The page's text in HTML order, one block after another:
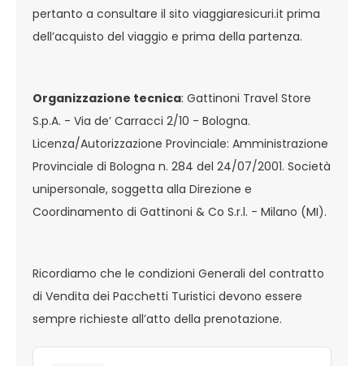
pertanto a consultare il sito viaggiaresicuri.it prima
dell’acquisto del viaggio e prima della partenza.
Organizzazione tecnica: Gattinoni Travel Store
S.p.A. - Via de’ Carracci 2/10 - Bologna.
Licenza/Autorizzazione Provinciale: Amministrazione
Provinciale di Bologna n. 284 del 24/07/2001. Società
unipersonale, soggetta alla Direzione e
Coordinamento di Gattinoni & Co S.r.l. - Milano (MI).
Ricordiamo che le condizioni Generali del contratto
di Vendita dei Pacchetti Turistici devono essere
sempre richieste all’atto della prenotazione.